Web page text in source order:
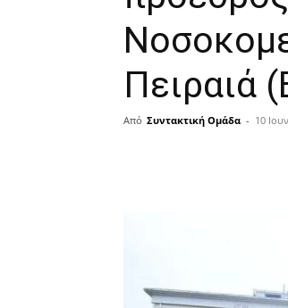
Πειραιά
Από Συντακτική Ομάδα - 10